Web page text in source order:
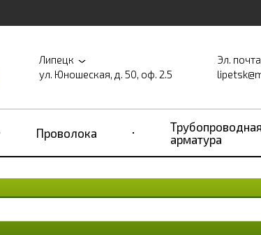
Липецк
ул. Юношеская, д. 50, оф. 2.5
Эл. почта
Проволока
Трубопроводная
арматура